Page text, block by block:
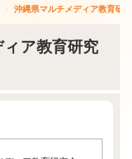
沖縄県マルチメディア教育研
ア教育研究